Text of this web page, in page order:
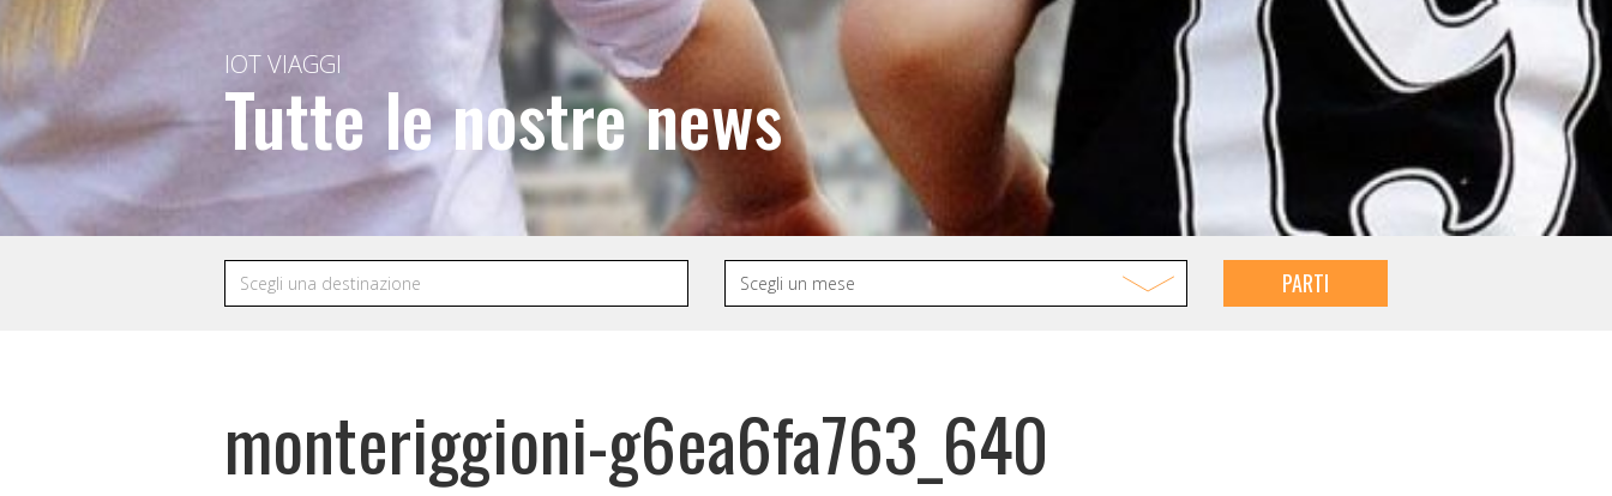
IOT VIAGGI
Tutte le nostre news
PARTI
monteriggioni-g6ea6fa763_640